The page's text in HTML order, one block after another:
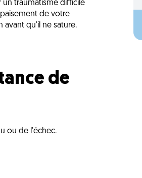
un traumatisme difficile
de votre
qu'il ne sature.
de
ou de l'échec.